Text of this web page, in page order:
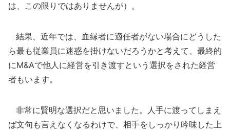
は、この限りではありませんが）。
結果、近年では、血縁者に適任者がない場合にどうした
ら最も従業員に迷惑を掛けないだろうかと考えて、最終的
にM&Aで他人に経営を引き渡すという選択をされた経営
者もいます。
非常に賢明な選択だと思いました。人手に渡ってしまえ
ば文句も言えなくなるわけで、相手をしっかり吟味した上